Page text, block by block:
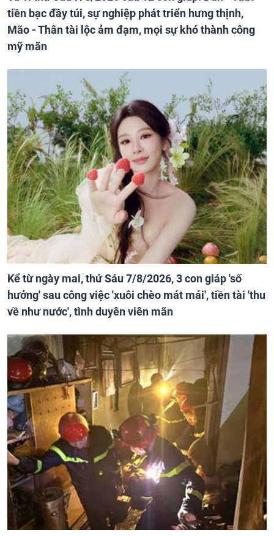
tiền bạc đầy túi, sự nghiệp phát triển hưng thịnh,
Mão - Thân tài lộc ảm đạm, mọi sự khó thành công
mỹ mãn
Kể từ ngày mai, thứ Sáu 7/8/2026, 3 con giáp 'số
hưởng' sau công việc 'xuôi chèo mát mái', tiền tài 'thu
về như nước', tình duyên viên mãn